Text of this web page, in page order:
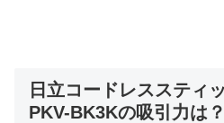
日立コードレススティ
PKV-BK3Kの吸引力は？